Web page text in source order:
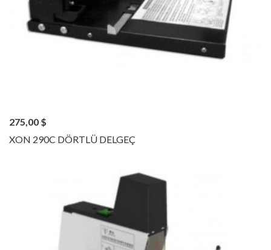
275,00 $
XON 290C DÖRTLÜ DELGEÇ